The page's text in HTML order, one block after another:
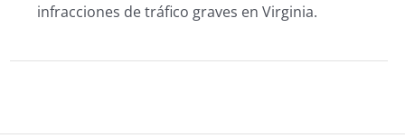
infracciones de tráfico graves en Virginia.